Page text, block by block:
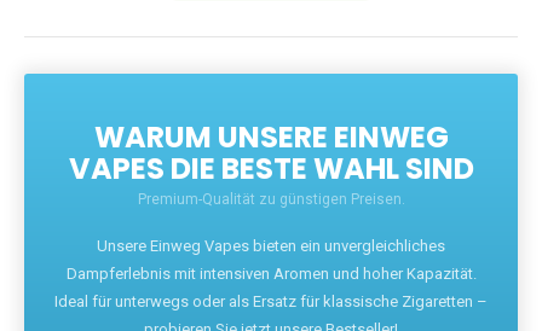
WARUM UNSERE EINWEG
VAPES DIE BESTE WAHL SIND
Premium-Qualität zu günstigen Preisen.
Unsere Einweg Vapes bieten ein unvergleichliches
Dampferlebnis mit intensiven Aromen und hoher Kapazität.
Ideal für unterwegs oder als Ersatz für klassische Zigaretten –